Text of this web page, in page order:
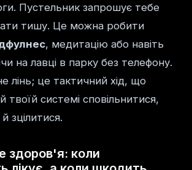
Пустельник запрошує тебе
тишу. Це можна робити
, медитацію або навіть
на лавці в парку без телефону.
лінь; це тактичний хід, що
твоїй системі сповільнитися,
зцілитися.
здоров'я: коли